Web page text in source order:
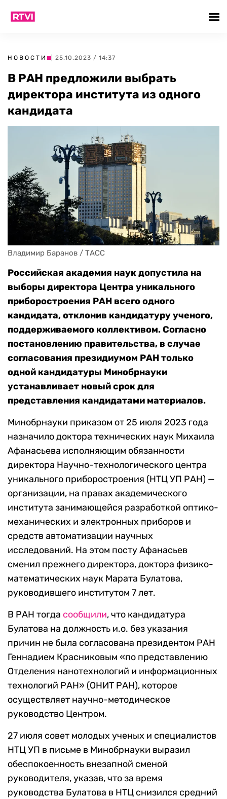
НОВОСТИ | 25.10.2023 / 14:37
В РАН предложили выбрать
директора института из одного
кандидата
Владимир Баранов / ТАСС
Российская академия наук допустила на
выборы директора Центра уникального
приборостроения РАН всего одного
кандидата, отклонив кандидатуру ученого,
поддерживаемого коллективом. Согласно
постановлению правительства, в случае
согласования президиумом РАН только
одной кандидатуры Минобрнауки
устанавливает новый срок для
представления кандидатами материалов.
Минобрнауки приказом от 25 июля 2023 года
назначило доктора технических наук Михаила
Афанасьева исполняющим обязанности
директора Научно-технологического центра
уникального приборостроения (НТЦ УП РАН) —
организации, на правах академического
института занимающейся разработкой оптико-
механических и электронных приборов и
средств автоматизации научных
исследований. На этом посту Афанасьев
сменил прежнего директора, доктора физико-
математических наук Марата Булатова,
руководившего институтом 7 лет.
В РАН тогда сообщили, что кандидатура
Булатова на должность и.о. без указания
причин не была согласована президентом РАН
Геннадием Красниковым «по представлению
Отделения нанотехнологий и информационных
технологий РАН» (ОНИТ РАН), которое
осуществляет научно-методическое
руководство Центром.
27 июля совет молодых ученых и специалистов
НТЦ УП в письме в Минобрнауки выразил
обеспокоенность внезапной сменой
руководителя, указав, что за время
руководства Булатова в НТЦ снизился средний